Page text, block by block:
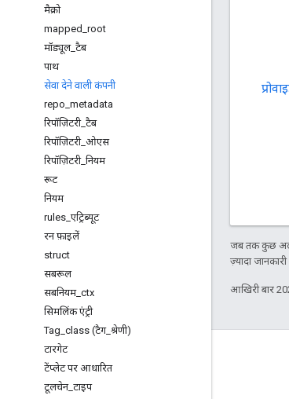
मैक्रो
mapped root
मॉड्यूल_ टैब
पाथ
सेवा देने वाली कंपनी
repo metadata
रिपॉज़िटरी_ टैब
रिपॉज़िटरी_ ओएस
रिपॉज़िटरी_ नियम
रूट
नियम
rules _एट्रिब्यूट
रन फ़ाइलें
struct
सबरूल
सबनियम_ ctx
सिमलिंक एंट्री
Tag class (टैग_ श्रेणी)
टारगेट
टेंप्लेट पर आधारित
टूलचेन_ टाइप
जब तक कुछ
ज़्यादा
आखिरी बार
के बारे में
Bazel का इस्तेमाल करने वाले ग्राहक